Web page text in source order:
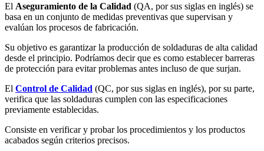
El Aseguramiento de la Calidad (QA, por sus siglas en inglés) se
basa en un conjunto de medidas preventivas que supervisan y
evalúan los procesos de fabricación.
Su objetivo es garantizar la producción de soldaduras de alta calidad
desde el principio. Podríamos decir que es como establecer barreras
de protección para evitar problemas antes incluso de que surjan.
El Control de Calidad (QC, por sus siglas en inglés), por su parte,
verifica que las soldaduras cumplen con las especificaciones
previamente establecidas.
Consiste en verificar y probar los procedimientos y los productos
acabados según criterios precisos.